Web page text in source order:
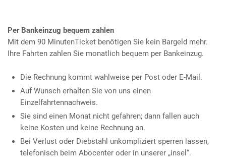
Per Bankeinzug bequem zahlen
Mit dem 90 MinutenTicket benötigen Sie kein Bargeld mehr.
Ihre Fahrten zahlen Sie monatlich bequem per Bankeinzug.
Die Rechnung kommt wahlweise per Post oder E-Mail.
Auf Wunsch erhalten Sie von uns einen
Einzelfahrtennachweis.
Sie sind einen Monat nicht gefahren; dann fallen auch
keine Kosten und keine Rechnung an.
Bei Verlust oder Diebstahl unkompliziert sperren lassen,
telefonisch beim Abocenter oder in unserer „insel“.